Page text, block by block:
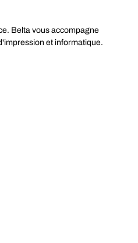
Belta vous accompagne
et informatique.